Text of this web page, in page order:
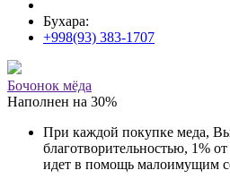
Бухара:
+998(93) 383-1707
Бочонок мёда
Наполнен на 30%
При каждой покупке меда,
благотворительностью, 1%
идет в помощь малоимущим